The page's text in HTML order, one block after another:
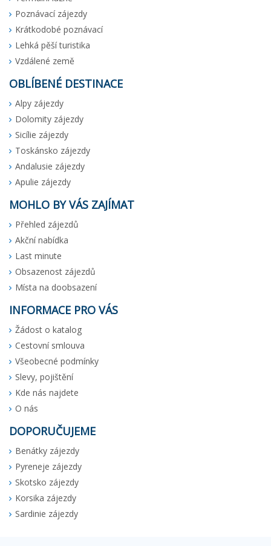
Poznávací zájezdy
Krátkodobé poznávací
Lehká pěší turistika
Vzdálené země
OBLÍBENÉ DESTINACE
Alpy zájezdy
Dolomity zájezdy
Sicílie zájezdy
Toskánsko zájezdy
Andalusie zájezdy
Apulie zájezdy
MOHLO BY VÁS ZAJÍMAT
Přehled zájezdů
Akční nabídka
Last minute
Obsazenost zájezdů
Místa na doobsazení
INFORMACE PRO VÁS
Žádost o katalog
Cestovní smlouva
Všeobecné podmínky
Slevy, pojištění
Kde nás najdete
O nás
DOPORUČUJEME
Benátky zájezdy
Pyreneje zájezdy
Skotsko zájezdy
Korsika zájezdy
Sardinie zájezdy